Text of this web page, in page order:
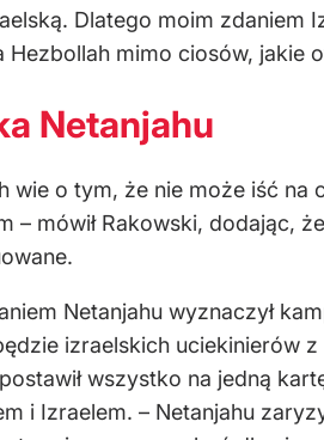
Dlatego moim zdaniem
Hezbollah mimo ciosów, jakie
Netanjahu
wie o tym, że nie może iść na
– mówił Rakowski, dodając,
Netanjahu wyznaczył
izraelskich uciekinierów
wszystko na jedną
i Izraelem. – Netanjahu